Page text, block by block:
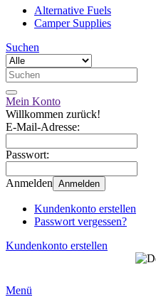
Alternative Fuels
Camper Supplies
Suchen
Mein Konto
Willkommen zurück!
E-Mail-Adresse:
Passwort:
Anmelden Anmelden
Kundenkonto erstellen
Passwort vergessen?
Kundenkonto erstellen
Menü